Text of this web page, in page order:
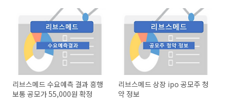
리브스메드 수요예측 결과 흥행
보통 공모가 55,000원 확정
리브스메드 상장 ipo 공모주 청
약 정보